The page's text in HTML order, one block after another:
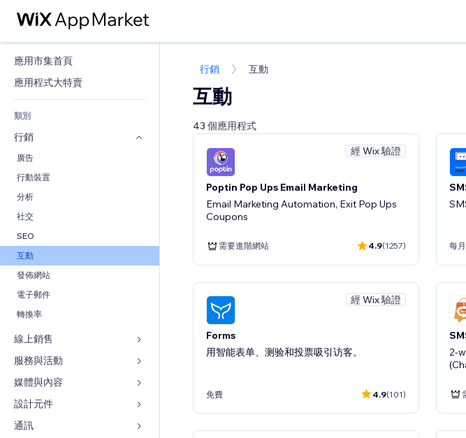
應用市集首頁
應用程式大特賣
類別
行銷
廣告
行動裝置
分析
社交
SEO
互動
發佈網站
電子郵件
轉換率
線上銷售
商店應用程式
出貨與送貨
付款按鈕
網路課程
服務與活動
旅館
活動
餐廳
媒體與內容
圖庫
音樂
設計元件
地圖與導航
行銷 互動
互動
43 個應用程式
經 Wix 驗證
Poptin Pop Ups Email Marketing
Email Marketing Automation, Exit Pop Ups
Coupons
需要進階網站 4.9(1257) 每
經 Wix 驗證
Forms
用智能表单、测验和投票吸引访客。
免費 4.9(101)
2-